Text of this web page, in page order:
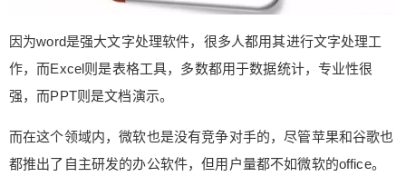
因为word是强大文字处理软件，很多人都用其进行文字处理工
作，而Excel则是表格工具，多数都用于数据统计，专业性很
强，而PPT则是文档演示。
而在这个领域内，微软也是没有竞争对手的，尽管苹果和谷歌也
都推出了自主研发的办公软件，但用户量都不如微软的office。
版WPS office，现在还都还冲到了免费榜的第一名
和第二名，这严重影响微软的office的市场。 因为下
安装微软Office的用户就越少，这必然影响微软在Of
fice方面的营收和利润。 对此，网友纷纷表示继续
微软Office在国内的市场份额就逐渐降低，因为Offic
e都是收费的，尤其是PC端和大屏设备上。 但WPS